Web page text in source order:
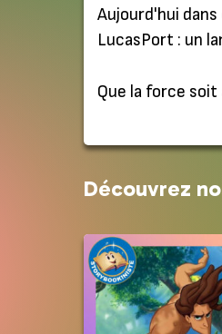
Aujourd'hui
LucasPort : un
Que la force
Découvrez